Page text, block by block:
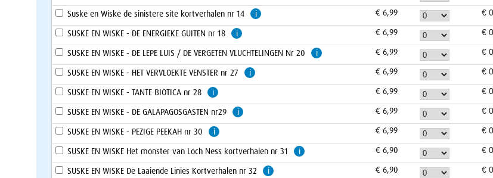
Suske en Wiske de sinistere site kortverhalen nr 14
i
€ 6,99
SUSKE EN WISKE - DE ENERGIEKE GUITEN nr 18
i
€ 6,99
SUSKE EN WISKE - DE LEPE LUIS / DE VERGETEN VLUCHTELINGEN Nr 20
i
€ 6,99
SUSKE EN WISKE - HET VERVLOEKTE VENSTER nr 27
i
€ 6,99
SUSKE EN WISKE - TANTE BIOTICA nr 28
i
€ 6,99
SUSKE EN WISKE - DE GALAPAGOSGASTEN nr29
i
€ 6,99
SUSKE EN WISKE - PEZIGE PEEKAH nr 30
i
€ 6,99
SUSKE EN WISKE Het monster van Loch Ness kortverhalen nr 31
i
€ 6,90
SUSKE EN WISKE De Laaiende Linies Kortverhalen nr 32
i
€ 6,90